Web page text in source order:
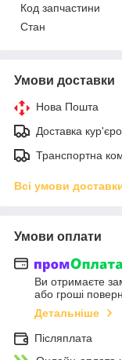
Код запчастини
Стан
Умови доставки
Нова Пошта
Доставка
Транспортна
Всі умови
Умови оплати
Ви отримаєте
або гроші
Детальніше
Післяплата